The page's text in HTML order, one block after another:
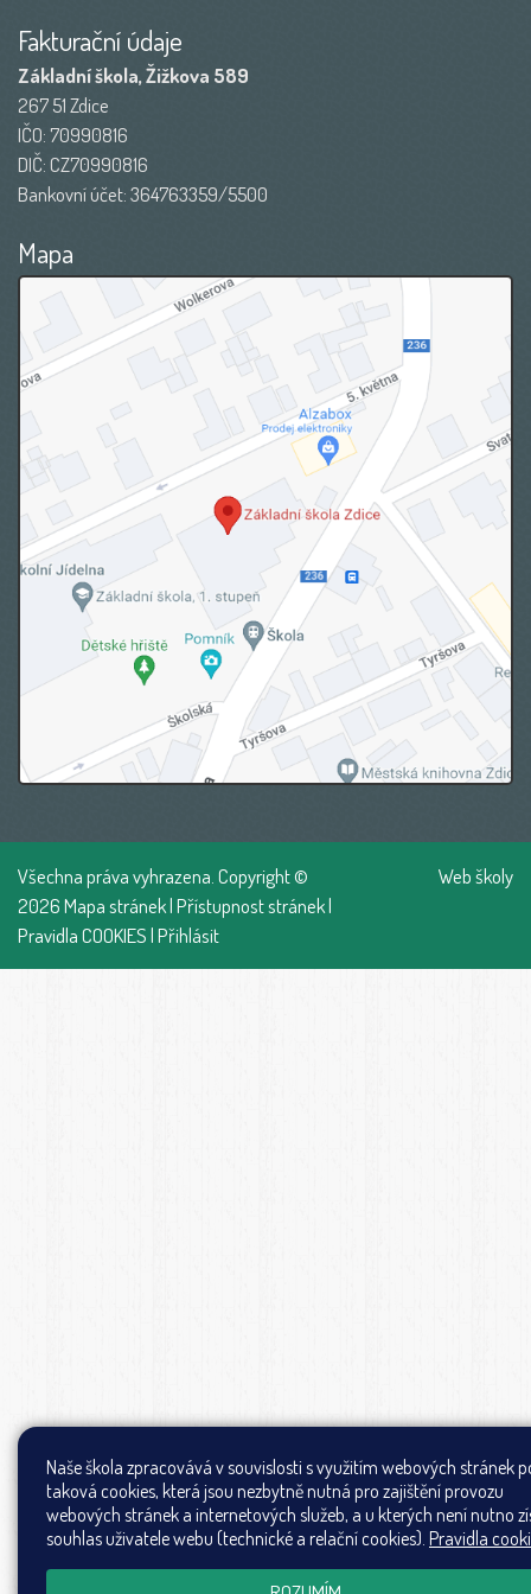
Fakturační údaje
Základní škola, Žižkova 589
267 51 Zdice
IČO: 70990816
DIČ: CZ70990816
Bankovní účet: 364763359/5500
Mapa
Všechna práva vyhrazena. Copyright ©
2026Mapa stránek|Přístupnost stránek|
Pravidla COOKIES|Přihlásit
Web školy
Naše škola zpracovává v souvislosti s využitím webových stránek
taková cookies, která jsou nezbytně nutná pro zajištění provozu
webových stránek a internetových služeb, a u kterých není nutno
souhlas uživatele webu (technické a relační cookies). Pravidla